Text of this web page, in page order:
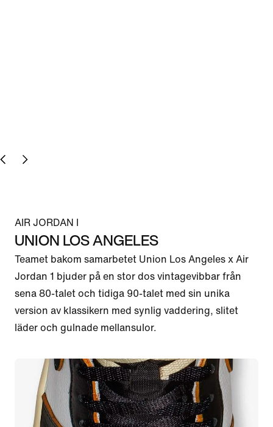
AIR JORDAN I
UNION LOS ANGELES
Teamet bakom samarbetet Union Los Angeles x Air
Jordan 1 bjuder på en stor dos vintagevibbar från
sena 80-talet och tidiga 90-talet med sin unika
version av klassikern med synlig vaddering, slitet
läder och gulnade mellansulor.